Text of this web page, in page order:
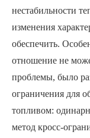
нестабильности
изменения
обеспечить.
отношение не
проблемы, было
ограничения для
топливом:
метод кросс-